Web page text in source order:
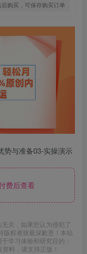
购买，可保存购买订单
势与准备03-实操演示
费后查看
关，如果您认为侵犯了
版权者致最深歉意！本站
学习体验和研究目的；
料，请支持正版！